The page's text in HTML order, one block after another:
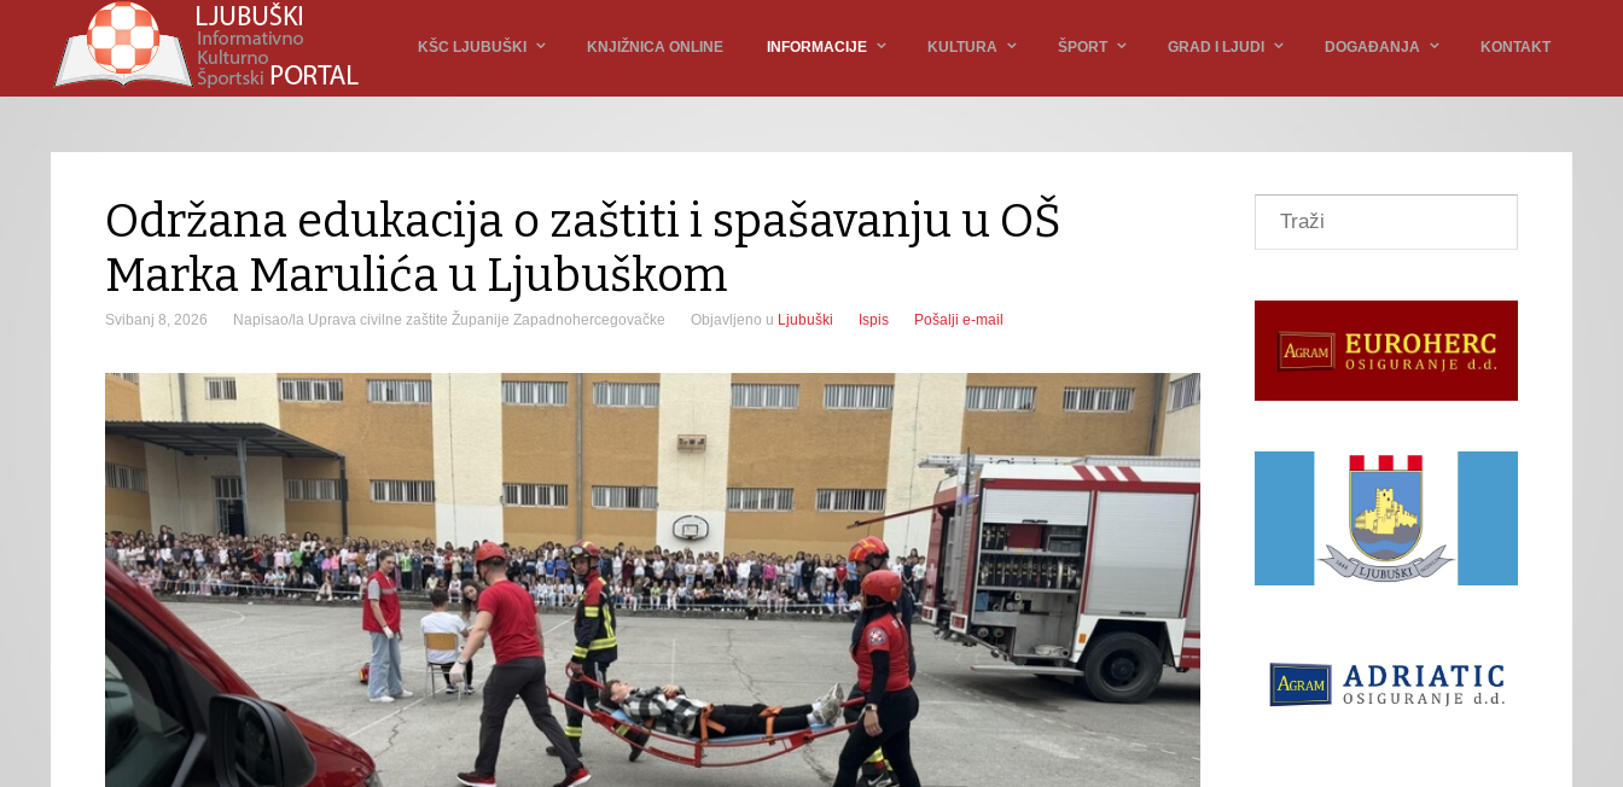
KŠC LJUBUŠKI KNJIŽNICA ONLINE INFORMACIJE KULTURA ŠPORT GRAD I LJUDI DOGAĐANJA KONTAKT
Održana edukacija o zaštiti i spašavanju u OŠ
Marka Marulića u Ljubuškom
Svibanj 8, 2026 Napisao/la Uprava civilne zaštite Županije Zapadnohercegovačke Objavljeno u Ljubuški Ispis Pošalji e-mail